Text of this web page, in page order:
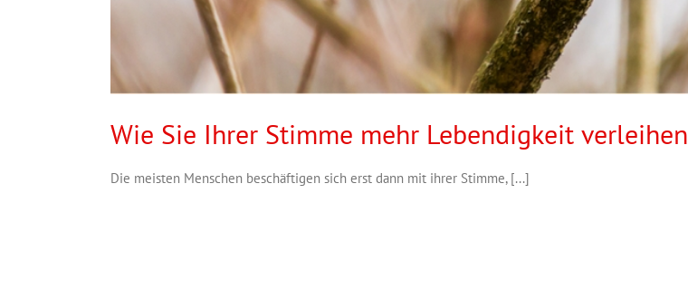
Wie Sie Ihrer Stimme mehr Lebendigkeit verleihen
Die meisten Menschen beschäftigen sich erst dann mit ihrer Stimme, [...]